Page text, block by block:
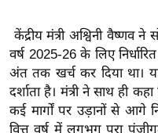
शे
ष
ज्ञ
रा
य
केंद्रीय मंत्री अश्विनी वैष्णव
वर्ष 2025-26 के लिए
अंत तक खर्च कर दिया था।
दर्शाता है। मंत्री ने साथ ही
कई मार्गों पर उड़ानों से आगे
वित्त वर्ष में लगभग पूरा